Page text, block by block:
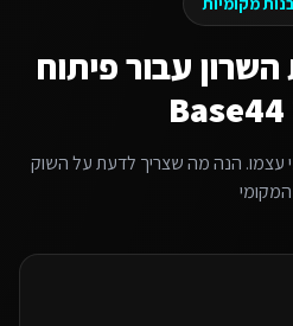
עבורפיתוח
עצמו. הנה מה שצריך לדעת על השוק
המקומי